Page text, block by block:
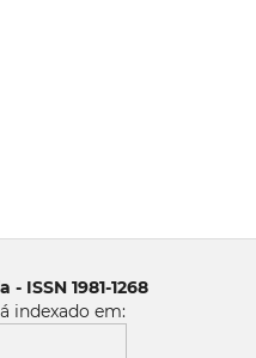
ISSN 1981-1268
indexado em: